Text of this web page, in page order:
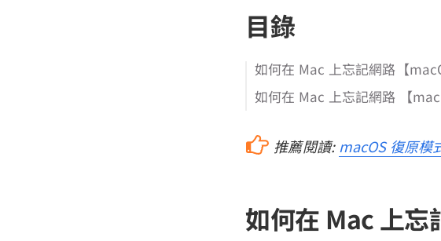
目錄
如何在 Mac 上忘記網路【
如何在 Mac 上忘記網路 【
推薦閱讀: macOS 復原模
如何在 Mac 上